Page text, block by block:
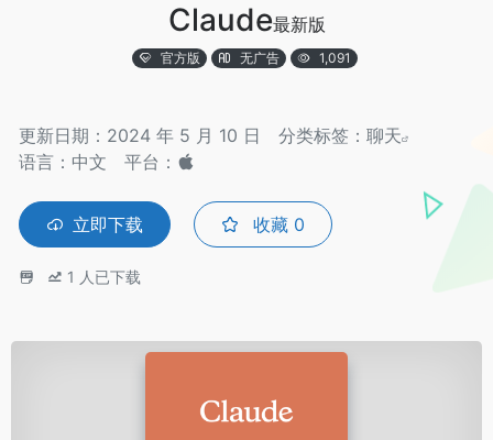
Claude最新版
官方版 无广告 1,091
更新日期：2024 年 5 月 10 日 分类标签： 聊天
语言：中文
平台：
立即下载 收藏 0
1 人已下载